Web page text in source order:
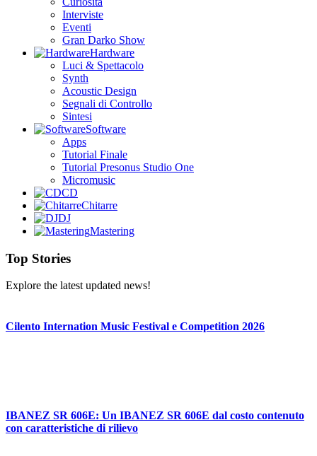
Interviste
Eventi
Gran Darko Show
Hardware
Luci & Spettacolo
Synth
Acoustic Design
Segnali di Controllo
Sintesi
Software
Apps
Tutorial Finale
Tutorial Presonus Studio One
Micromusic
CD
Chitarre
DJ
Mastering
Top Stories
Explore the latest updated news!
Cilento Internation Music Festival e Competition 2026
IBANEZ SR 606E: Un IBANEZ SR 606E dal costo contenuto
con caratteristiche di rilievo